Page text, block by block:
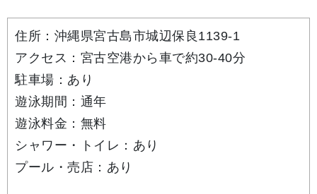
住所：沖縄県宮古島市城辺保良1139-1
アクセス：宮古空港から車で約30-40分
駐車場：あり
遊泳期間：通年
遊泳料金：無料
シャワー・トイレ：あり
プール・売店：あり